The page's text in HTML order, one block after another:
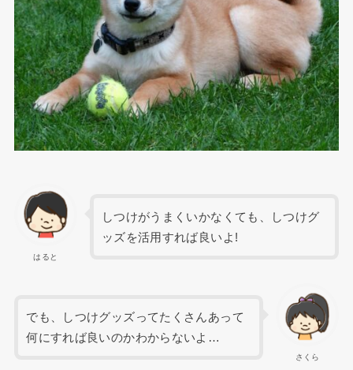
はると
しつけがうまくいかなくても、しつけグ
ッズを活用すれば良いよ!
さくら
でも、しつけグッズってたくさんあって
何にすれば良いのかわからないよ…